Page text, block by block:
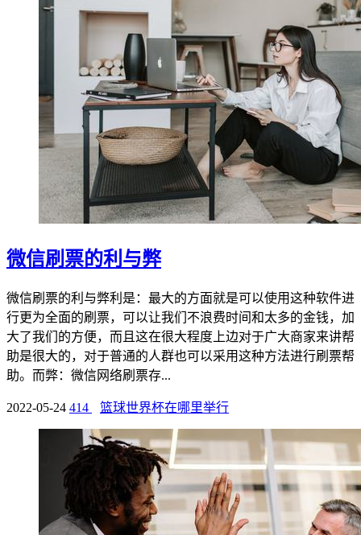
微信刷票的利与弊
微信刷票的利与弊利是：最大的方面就是可以使用这种软件进
行更为全面的刷票，可以让我们不浪费时间和太多的金钱，加
大了我们的方便，而且这在很大程度上边对于广大商家来讲帮
助是很大的，对于普通的人群也可以采用这种方法进行刷票帮
助。而弊：微信网络刷票存...
2022-05-24 414 篮球世界杯在哪里举行